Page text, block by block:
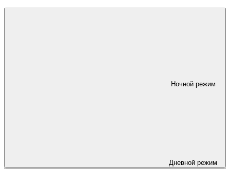
Ночной режим
Дневной режим